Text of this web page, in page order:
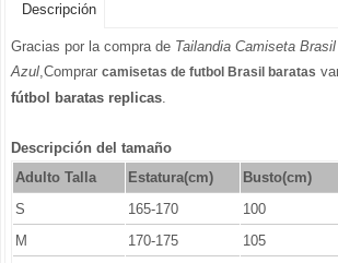
Descripción
Gracias por la compra de Tailandia Camiseta
Azul,Comprar camisetas de futbol Brasil baratas
fútbol baratas replicas.
Descripción del tamaño
Adulto Talla
Estatura(cm) Busto(cm)
S
165-170 100
M
170-175 105